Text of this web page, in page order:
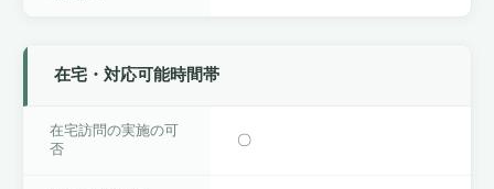
在宅・対応可能時間帯
在宅訪問の実施の可
否
〇